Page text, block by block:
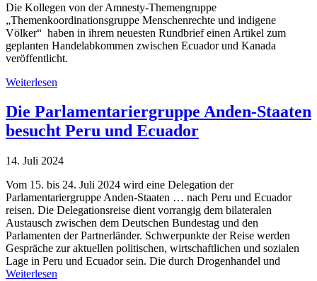
Die Kollegen von der Amnesty-Themengruppe
„Themenkoordinationsgruppe Menschenrechte und indigene
Völker“ haben in ihrem neuesten Rundbrief einen Artikel zum
geplanten Handelabkommen zwischen Ecuador und Kanada
veröffentlicht.
Weiterlesen
Die Parlamentariergruppe Anden-Staaten
besucht Peru und Ecuador
14. Juli 2024
Vom 15. bis 24. Juli 2024 wird eine Delegation der
Parlamentariergruppe Anden-Staaten … nach Peru und Ecuador
reisen. Die Delegationsreise dient vorrangig dem bilateralen
Austausch zwischen dem Deutschen Bundestag und den
Parlamenten der Partnerländer. Schwerpunkte der Reise werden
Gespräche zur aktuellen politischen, wirtschaftlichen und sozialen
Lage in Peru und Ecuador sein. Die durch Drogenhandel und
Weiterlesen